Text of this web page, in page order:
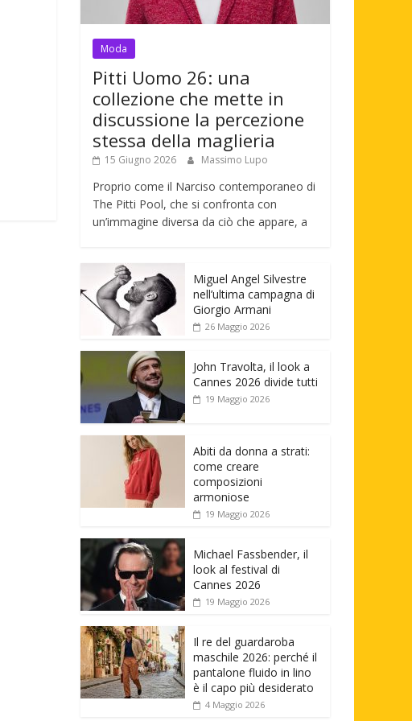
Moda
Pitti Uomo 26: una
collezione che mette in
discussione la percezione
stessa della maglieria
15 Giugno 2026 Massimo Lupo
Proprio come il Narciso contemporaneo di
The Pitti Pool, che si confronta con
un’immagine diversa da ciò che appare, a
Miguel Angel Silvestre
nell’ultima campagna di
Giorgio Armani
26 Maggio 2026
John Travolta, il look a
Cannes 2026 divide tutti
19 Maggio 2026
Abiti da donna a strati:
come creare
composizioni
armoniose
19 Maggio 2026
Michael Fassbender, il
look al festival di
Cannes 2026
19 Maggio 2026
Il re del guardaroba
maschile 2026: perché il
pantalone fluido in lino
è il capo più desiderato
4 Maggio 2026